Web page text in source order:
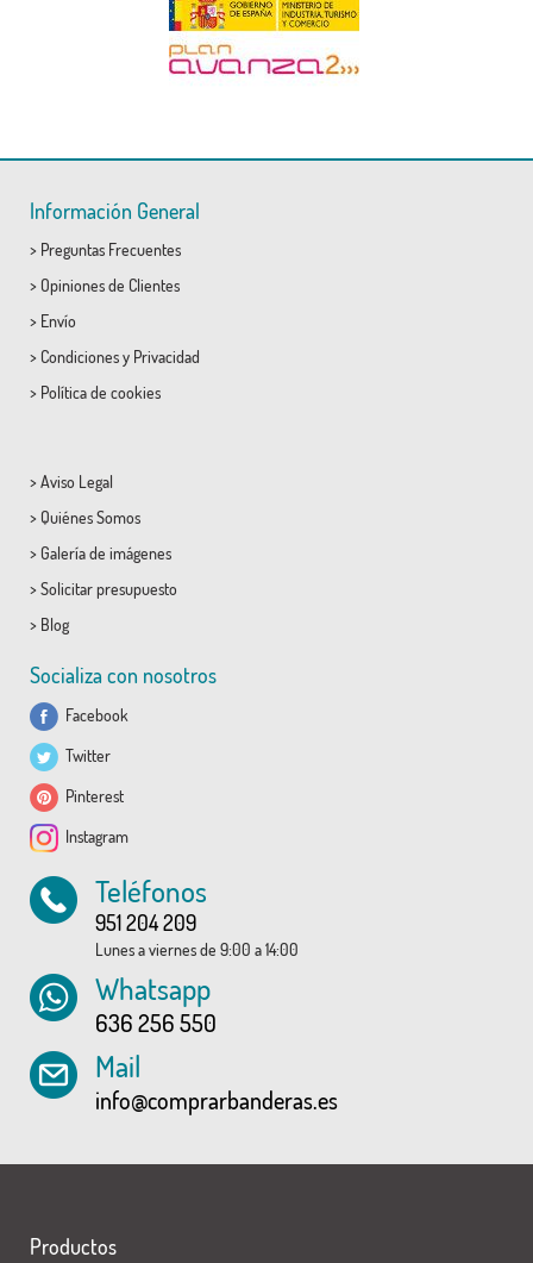
Información General
> Preguntas Frecuentes
> Opiniones de Clientes
> Envío
> Condicionesy Privacidad
> Política de cookies
> Aviso Legal
> Quiénes Somos
> Galería de imágenes
> Solicitar presupuesto
> Blog
Socializa con nosotros
Facebook
Twitter
Pinterest
Instagram
Teléfonos
951 204 209
Lunes a viernes de 9:00 a 14:00
Whatsapp
636 256 550
Mail
info@comprarbanderas.es
Productos